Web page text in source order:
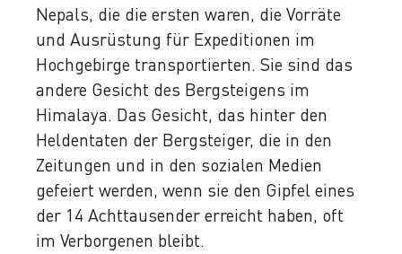
Nepals, die die ersten waren, die Vorräte
und Ausrüstung für Expeditionen im
Hochgebirge transportierten. Sie sind das
andere Gesicht des Bergsteigens im
Himalaya. Das Gesicht, das hinter den
Heldentaten der Bergsteiger, die in den
Zeitungen und in den sozialen Medien
gefeiert werden, wenn sie den Gipfel eines
der 14 Achttausender erreicht haben, oft
im Verborgenen bleibt.